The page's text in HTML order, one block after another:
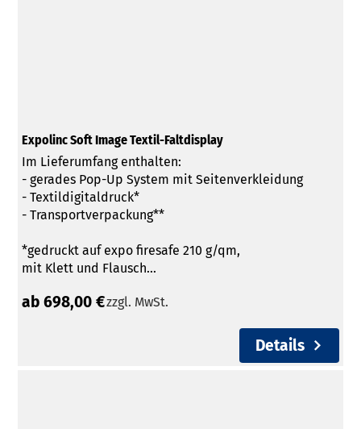
Expolinc Soft Image Textil-Faltdisplay
Im Lieferumfang enthalten:
- gerades Pop-Up System mit Seitenverkleidung
- Textildigitaldruck*
- Transportverpackung**
*gedruckt auf expo firesafe 210 g/qm,
mit Klett und Flausch...
ab 698,00 €zzgl. MwSt.
Details